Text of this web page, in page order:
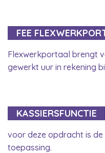
FEE
Flexwerkportaal brengt
gewerkt uur in rekening
KASSIERSFUNCTIE
voor deze opdracht is
toepassing.